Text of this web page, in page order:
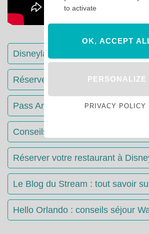
Disneyland Paris : Le guide
Réserver votre séjour : toutes les
Pass Annuels Disney : informations
Conseils & Astuces Disneyland
Réserver votre restaurant à
Le Blog du Stream : tout savoir
Hello Orlando : conseils séjour
to activate
OK, ACCEPT
PERSONALIZE
PRIVACY POLICY